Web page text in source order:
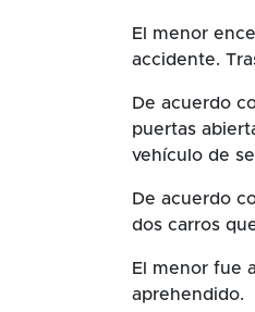
El menor
accidente.
De acuerdo
puertas
vehículo de
De acuerdo
dos carros
El menor fue
aprehendido.